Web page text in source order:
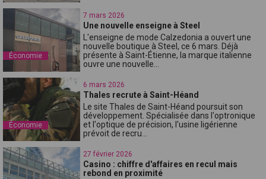
Économie
7 mars 2026
Une nouvelle enseigne à Steel
L'enseigne de mode Calzedonia a ouvert une
nouvelle boutique à Steel, ce 6 mars. Déjà
présente à Saint-Étienne, la marque italienne
ouvre une nouvelle...
Économie
6 mars 2026
Thales recrute à Saint-Héand
Le site Thales de Saint-Héand poursuit son
développement. Spécialisée dans l'optronique
et l'optique de précision, l'usine ligérienne
prévoit de recru...
27 février 2026
Casino : chiffre d'affaires en recul mais
rebond en proximité